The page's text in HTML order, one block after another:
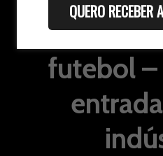
QUERO RECEBER
Análise de
futebol